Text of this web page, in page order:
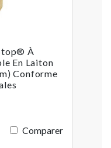
À
En Laiton
Conforme
Comparer